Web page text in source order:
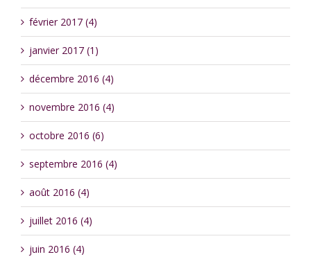
février 2017 (4)
janvier 2017 (1)
décembre 2016 (4)
novembre 2016 (4)
octobre 2016 (6)
septembre 2016 (4)
août 2016 (4)
juillet 2016 (4)
juin 2016 (4)